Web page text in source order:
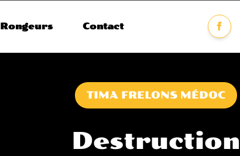
Rongeurs Contact
TIMA FRELONS MÉDOC
Destruction